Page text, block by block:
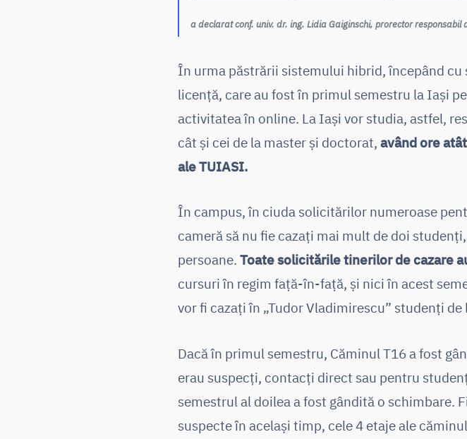
a declarat conf. univ. dr. ing. Lidia Gaiginschi, prorector responsabil
În urma păstrării sistemului hibrid, începând
licență, care au fost în primul semestru la Iași
activitatea în online. La Iași vor studia, astfel,
cât și cei de la master și doctorat, având ore
ale TUIASI.
În campus, în ciuda solicitărilor numeroase
cameră să nu fie cazați mai mult de doi
persoane. Toate solicitările tinerilor de cazare
cursuri în regim față-în-față, și nici în acest
vor fi cazați în „Tudor Vladimirescu” studenți
Dacă în primul semestru, Căminul T16 a fost
erau suspecți, contacți direct sau pentru
semestrul al doilea a fost gândită o schimbare.
suspecte în același timp, cele 4 etaje ale